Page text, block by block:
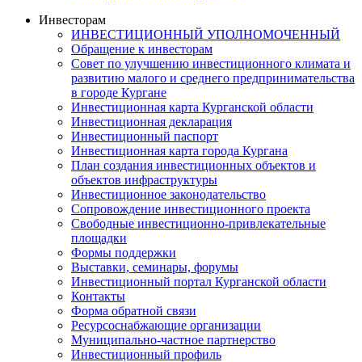
Инвесторам
ИНВЕСТИЦИОННЫЙ УПОЛНОМОЧЕННЫЙ
Обращение к инвесторам
Совет по улучшению инвестиционного климата и
развитию малого и среднего предпринимательства
в городе Кургане
Инвестиционная карта Курганской области
Инвестиционная декларация
Инвестиционный паспорт
Инвестиционная карта города Кургана
План создания инвестиционных объектов и
объектов инфраструктуры
Инвестиционное законодательство
Сопровождение инвестиционного проекта
Свободные инвестиционно-привлекательные
площадки
Формы поддержки
Выставки, семинары, форумы
Инвестиционный портал Курганской области
Контакты
Форма обратной связи
Ресурсоснабжающие организации
Муниципально-частное партнерство
Инвестиционный профиль